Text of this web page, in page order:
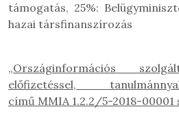
támogatás, 25%:
hazai társfinanszírozás
„Országinformációs
előfizetéssel,
című MMIA 1.2.2/5-2018-00001